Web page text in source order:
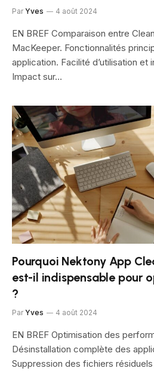
Par Yves 4 août 2024
EN BREF Comparaison entre
MacKeeper. Fonctionnalités
application. Facilité d’utilisation et
Impact sur…
Pourquoi Nektony App
est-il indispensable pour
?
Par Yves 4 août 2024
EN BREF Optimisation des
Désinstallation complète des
Suppression des fichiers